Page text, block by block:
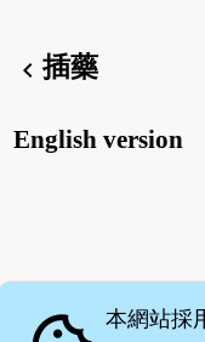
chevron_left插藥
English version
本網站採